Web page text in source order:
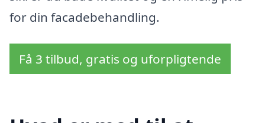
for din facadebehandling.
Få 3 tilbud, gratis og uforpligtende